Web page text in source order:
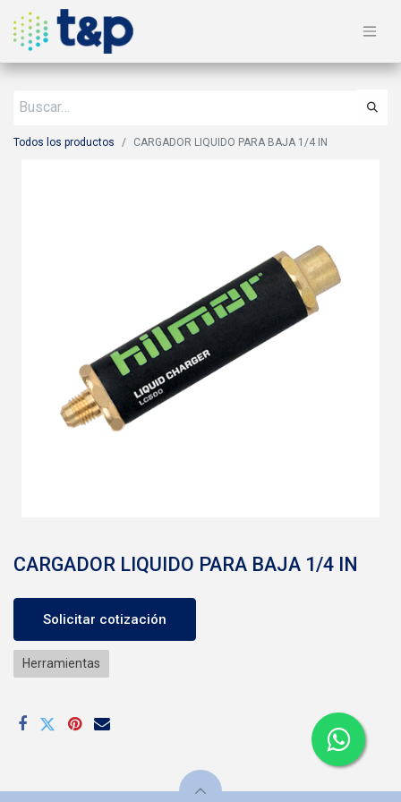
Todos los productos CARGADOR LIQUIDO PARA BAJA 1/4 IN
CARGADOR LIQUIDO PARA BAJA 1/4 IN
Solicitar cotización
Herramientas